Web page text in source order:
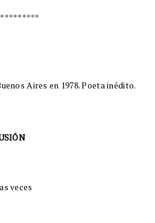
*********
Aires en 1978. Poeta inédito.
veces